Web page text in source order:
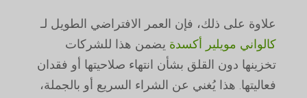
علاوة على ذلك، فإن العمر الافتراضي الطويل لـ
كالواني مويلير أكسدة يضمن هذا للشركات
تخزينها دون القلق بشأن انتهاء صلاحيتها أو فقدان
فعاليتها. هذا يُغني عن الشراء السريع أو بالجملة،